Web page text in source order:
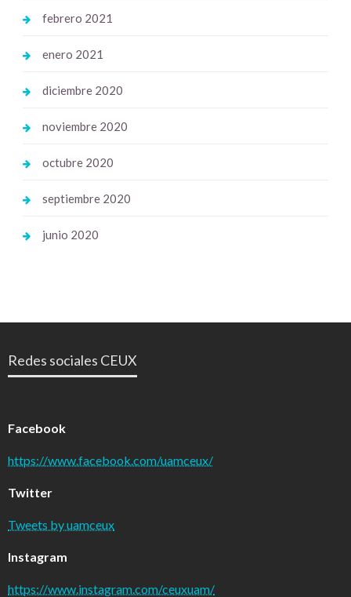
febrero 2021
enero 2021
diciembre 2020
noviembre 2020
octubre 2020
septiembre 2020
junio 2020
Redes sociales CEUX
Facebook
https://www.facebook.com/uamceux/
Twitter
Tweets by uamceux
Instagram
https://www.instagram.com/ceuxuam/